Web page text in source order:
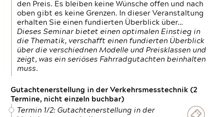
den Preis. Es bleiben keine Wünsche offen und nach
oben gibt es keine Grenzen. In dieser Veranstaltung
erhalten Sie einen fundierten Überblick über…
Dieses Seminar bietet einen optimalen Einstieg in
die Thematik, verschafft einen fundierten Überblick
über die verschiednen Modelle und Preisklassen und
zeigt, was ein seriöses Fahrradgutachten beinhalten
muss.
Gutachtenerstellung in der Verkehrsmesstechnik (2
Termine, nicht einzeln buchbar)
Termin 1/2: Gutachtenerstellung in der